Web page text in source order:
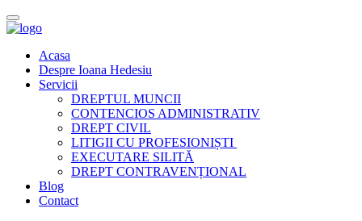
Acasa
Despre Ioana Hedesiu
Servicii
DREPTUL MUNCII
CONTENCIOS ADMINISTRATIV
DREPT CIVIL
LITIGII CU PROFESIONIȘTI
EXECUTARE SILITĂ
DREPT CONTRAVENȚIONAL
Blog
Contact